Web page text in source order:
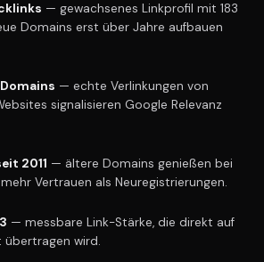
— gewachsenes Linkprofil mit 183
Domains erst über Jahre aufbauen
— echte Verlinkungen von
signalisieren Google Relevanz
2011 — ältere Domains genießen bei
Vertrauen als Neuregistrierungen.
— messbare Link-Stärke, die direkt auf
übertragen wird.